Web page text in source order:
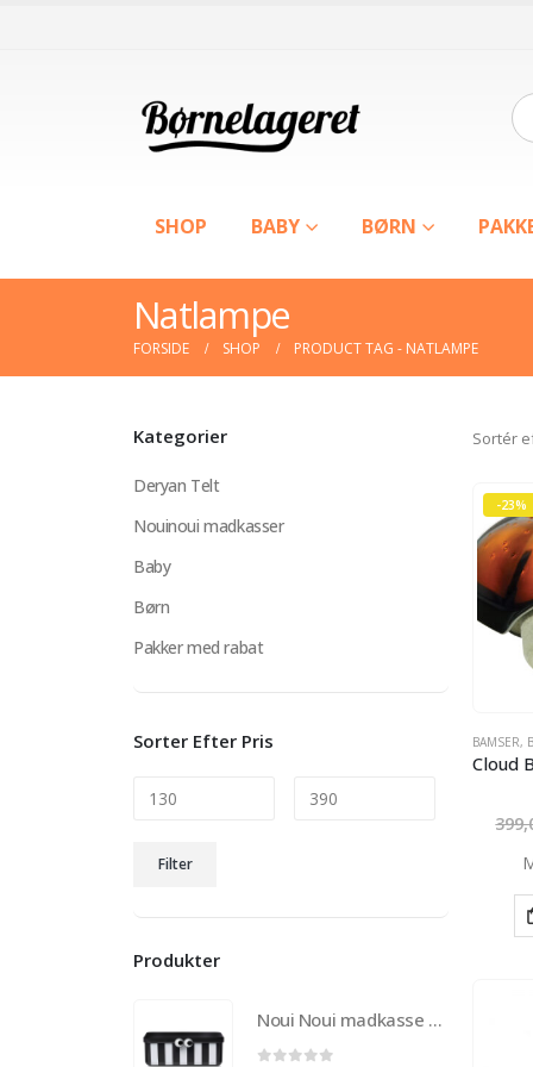
SHOP BABY BØRN
Natlampe
FORSIDE SHOP PRODUCT TAG - NATLAMPE
Sortér
-23%
BAMSER,
Kategorier
Deryan Telt
Nouinoui madkasser
Baby
Børn
Pakker med rabat
Sorter Efter Pris
Filter
Produkter
Noui Noui madkasse til børn med 3 udtagelige rum – Sort